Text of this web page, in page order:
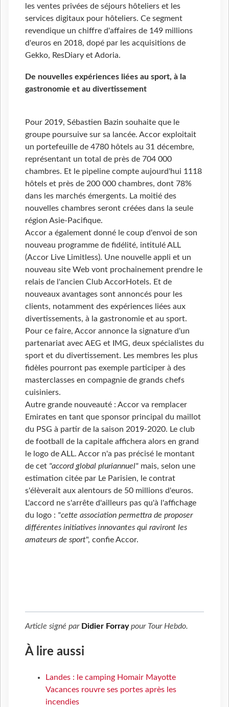
les ventes privées de séjours hôteliers et les
services digitaux pour hôteliers. Ce segment
revendique un chiffre d'affaires de 149 millions
d'euros en 2018, dopé par les acquisitions de
Gekko, ResDiary et Adoria.
De nouvelles expériences liées au sport, à la
gastronomie et au divertissement
Pour 2019, Sébastien Bazin souhaite que le
groupe poursuive sur sa lancée. Accor exploitait
un portefeuille de 4780 hôtels au 31 décembre,
représentant un total de près de 704 000
chambres. Et le pipeline compte aujourd'hui 1118
hôtels et près de 200 000 chambres, dont 78%
dans les marchés émergents. La moitié des
nouvelles chambres seront créées dans la seule
région Asie-Pacifique.
Accor a également donné le coup d'envoi de son
nouveau programme de fidélité, intitulé ALL
(Accor Live Limitless). Une nouvelle appli et un
nouveau site Web vont prochainement prendre le
relais de l'ancien Club AccorHotels. Et de
nouveaux avantages sont annoncés pour les
clients, notamment des expériences liées aux
divertissements, à la gastronomie et au sport.
Pour ce faire, Accor annonce la signature d'un
partenariat avec AEG et IMG, deux spécialistes du
sport et du divertissement. Les membres les plus
fidèles pourront pas exemple participer à des
masterclasses en compagnie de grands chefs
cuisiniers.
Autre grande nouveauté : Accor va remplacer
Emirates en tant que sponsor principal du maillot
du PSG à partir de la saison 2019-2020. Le club
de football de la capitale affichera alors en grand
le logo de ALL. Accor n'a pas précisé le montant
de cet "accord global pluriannuel" mais, selon une
estimation citée par Le Parisien, le contrat
s'élèverait aux alentours de 50 millions d'euros.
L'accord ne s'arrête d'ailleurs pas qu'à l'affichage
du logo : "cette association permettra de proposer
différentes initiatives innovantes qui raviront les
amateurs de sport", confie Accor.
Article signé par Didier Forraypour Tour Hebdo.
À lire aussi
Landes : le camping Homair Mayotte
Vacances rouvre ses portes après les
incendies